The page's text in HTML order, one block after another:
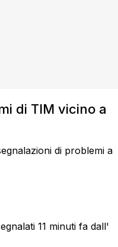
di TIM vicino a
di problemi a
11 minuti fa dall'